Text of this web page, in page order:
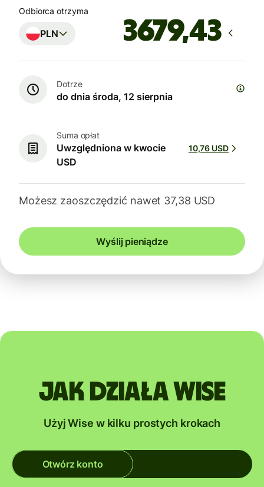
Odbiorca otrzyma
PLN
Dotrze
do dnia środa, 12 sierpnia
Suma opłat
Uwzględniona w kwocie
USD
10,76 USD
Możesz zaoszczędzić nawet 37,38 USD
Wyślij pieniądze
Jak działa Wise
Użyj Wise w kilku prostych krokach
Otwórz konto